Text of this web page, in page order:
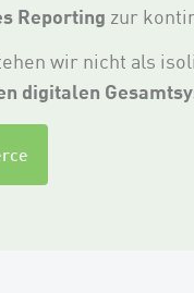
Reporting zur
wir nicht als
digitalen